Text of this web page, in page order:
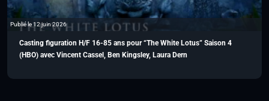
Publié le 12 juin 2026
Casting figuration H/F 16-85 ans pour “The White Lotus” Saison 4
(HBO) avec Vincent Cassel, Ben Kingsley, Laura Dern